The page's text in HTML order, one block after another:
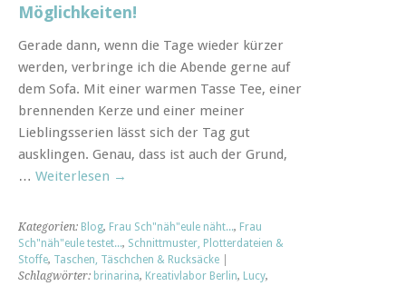
Möglichkeiten!
Gerade dann, wenn die Tage wieder kürzer
werden, verbringe ich die Abende gerne auf
dem Sofa. Mit einer warmen Tasse Tee, einer
brennenden Kerze und einer meiner
Lieblingsserien lässt sich der Tag gut
ausklingen. Genau, dass ist auch der Grund,
… Weiterlesen →
Kategorien: Blog, Frau Sch"näh"eule näht..., Frau
Sch"näh"eule testet..., Schnittmuster, Plotterdateien &
Stoffe, Taschen, Täschchen & Rucksäcke
Schlagwörter: brinarina, Kreativlabor Berlin, Lucy,